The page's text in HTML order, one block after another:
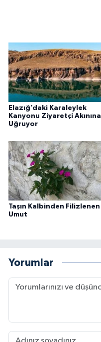
Elazığ’daki Karaleylek
Kanyonu Ziyaretçi Akınına
Uğruyor
Taşın Kalbinden Filizlenen
Umut
Yorumlar